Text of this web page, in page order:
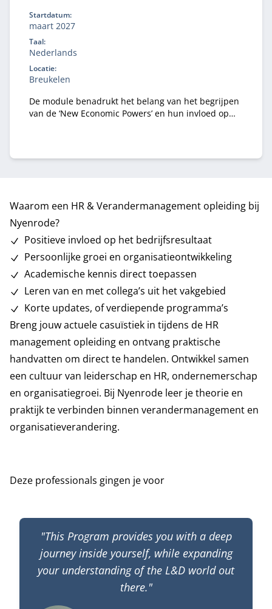
Startdatum:
maart 2027
Taal:
Nederlands
Locatie:
Breukelen
De module benadrukt het belang van het begrijpen
van de ‘New Economic Powers’ en hun invloed op
Waarom een HR & Verandermanagement opleiding bij
Nyenrode?
Positieve invloed op het bedrijfsresultaat
Persoonlijke groei en organisatieontwikkeling
Academische kennis direct toepassen
Leren van en met collega’s uit het vakgebied
Korte updates, of verdiepende programma’s
Breng jouw actuele casuïstiek in tijdens de HR
management opleiding en ontvang praktische
handvatten om direct te handelen. Ontwikkel samen
een cultuur van leiderschap en HR, ondernemerschap
en organisatiegroei. Bij Nyenrode leer je theorie en
praktijk te verbinden binnen verandermanagement en
organisatieverandering.
Deze professionals gingen je voor
"This Program provides you with a deep
journey inside yourself, while expanding
your understanding of the L&D world out
there."